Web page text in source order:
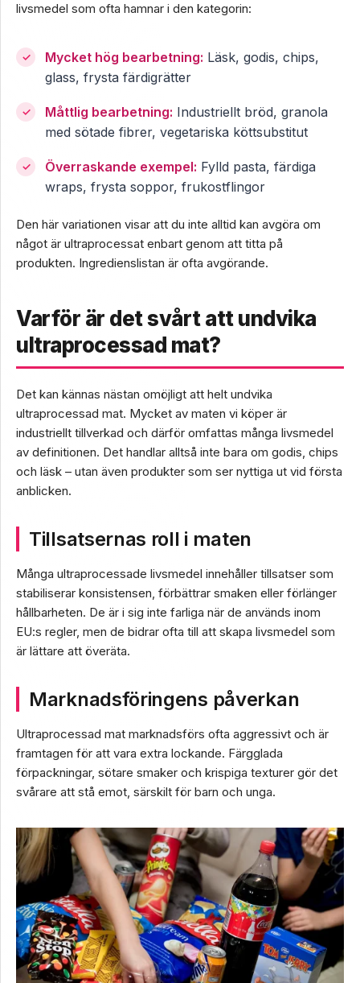
livsmedel som ofta hamnar i den kategorin:
Mycket hög bearbetning: Läsk, godis, chips,
glass, frysta färdigrätter
Måttlig bearbetning: Industriellt bröd, granola
med sötade fibrer, vegetariska köttsubstitut
Överraskande exempel: Fylld pasta, färdiga
wraps, frysta soppor, frukostflingor
Den här variationen visar att du inte alltid kan avgöra om
något är ultraprocessat enbart genom att titta på
produkten. Ingredienslistan är ofta avgörande.
Varför är det svårt att undvika
ultraprocessad mat?
Det kan kännas nästan omöjligt att helt undvika
ultraprocessad mat. Mycket av maten vi köper är
industriellt tillverkad och därför omfattas många livsmedel
av definitionen. Det handlar alltså inte bara om godis, chips
och läsk – utan även produkter som ser nyttiga ut vid första
anblicken.
Tillsatsernas roll i maten
Många ultraprocessade livsmedel innehåller tillsatser som
stabiliserar konsistensen, förbättrar smaken eller förlänger
hållbarheten. De är i sig inte farliga när de används inom
EU:s regler, men de bidrar ofta till att skapa livsmedel som
är lättare att överäta.
Marknadsföringens påverkan
Ultraprocessad mat marknadsförs ofta aggressivt och är
framtagen för att vara extra lockande. Färgglada
förpackningar, sötare smaker och krispiga texturer gör det
svårare att stå emot, särskilt för barn och unga.